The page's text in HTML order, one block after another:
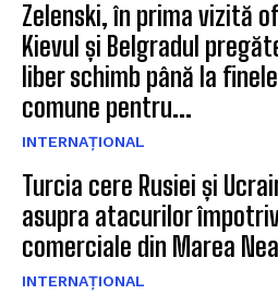
Zelenski, în prima vizită
Kievul și Belgradul
liber schimb până la
comune pentru...
INTERNAȚIONAL
Turcia cere Rusiei și
asupra atacurilor
comerciale din Marea
INTERNAȚIONAL